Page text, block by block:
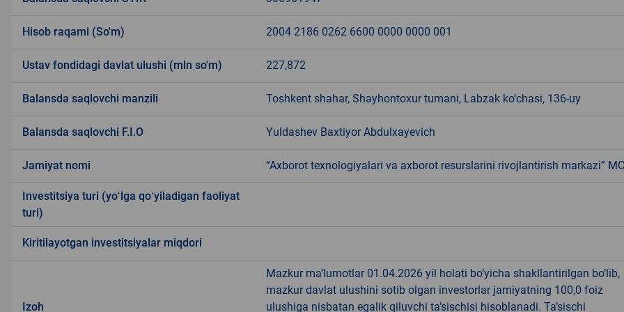
Hisob raqami (So'm) 2004 2186 0262 6600 0000 0000 001
Ustav fondidagi davlat ulushi (mln so'm) 227,872
Balansda saqlovchi manzili Toshkent shahar, Shayhontoxur tumani, Labzak ko‘chasi, 136-uy
Balansda saqlovchi F.I.O Yuldashev Baxtiyor Abdulxayevich
Jamiyat nomi “Axborot texnologiyalari va axborot resurslarini rivojlantirish markazi”
Investitsiya turi (yoʻlga qoʻyiladigan faoliyat
turi)
Kiritilayotgan investitsiyalar miqdori
Izoh
Mazkur ma’lumotlar 01.04.2026 yil holati bo‘yicha shakllantirilgan bo‘lib,
mazkur davlat ulushini sotib olgan investorlar jamiyatning 100,0 foiz
ulushiga nisbatan egalik qiluvchi ta’sischisi hisoblanadi. Ta’sischi